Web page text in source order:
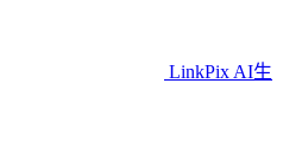
LinkPix AI生